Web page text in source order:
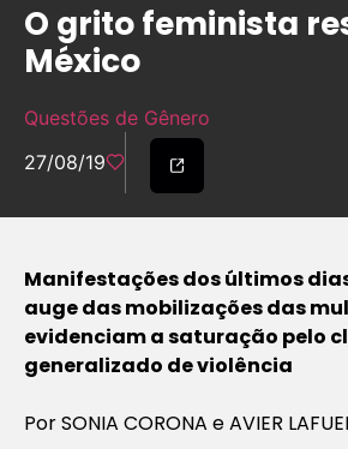
O grito feminista
México
Questões de Gênero
27/08/19
Manifestações dos últimos
auge das mobilizações das
evidenciam a saturação pelo
generalizado de violência
Por SONIA CORONA e AVIER